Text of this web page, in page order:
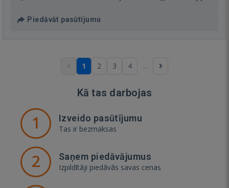
Piedāvāt pasūtījumu
1 2 3 4 ...
Kā tas darbojas
1 Izveido pasūtījumu
Tas ir bezmaksas
2 Saņem piedāvājumus
Izpildītāji piedāvās savas cenas